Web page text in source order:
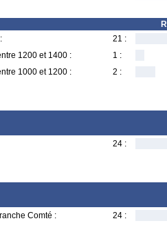
21 :
1200 et 1400 :
1 :
1000 et 1200 :
2 :
24 :
Comté : 24 :